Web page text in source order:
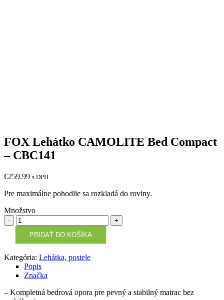
FOX Lehátko CAMOLITE Bed Compact
– CBC141
€259.99 s DPH
Pre maximálne pohodlie sa rozkladá do roviny.
Množstvo
Množstvo
PRIDAŤ DO KOŠÍKA
Kategória: Lehátka, postele
Popis
Značka
– Kompletná bedrová opora pre pevný a stabilný matrac bez